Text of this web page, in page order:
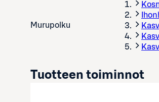
Murupolku
Tuotteen toiminnot